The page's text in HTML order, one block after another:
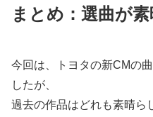
まとめ：選曲が
今回は、トヨタの新CMの
したが、
過去の作品はどれも素晴ら